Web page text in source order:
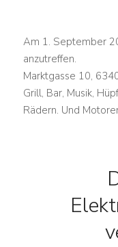
Am 1. September
anzutreffen.
Marktgasse 10,
Grill, Bar, Musik,
Rädern. Und